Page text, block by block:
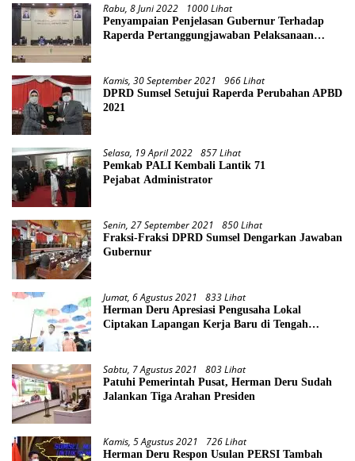
Rabu, 8 Juni 2022 1000 Lihat
Penyampaian Penjelasan Gubernur Terhadap
Raperda Pertanggungjawaban Pelaksanaan
Kamis, 30 September 2021 966 Lihat
DPRD Sumsel Setujui Raperda Perubahan APBD
2021
Selasa, 19 April 2022 857 Lihat
Pemkab PALI Kembali Lantik 71
Pejabat Administrator
Senin, 27 September 2021 850 Lihat
Fraksi-Fraksi DPRD Sumsel Dengarkan Jawaban
Gubernur
Jumat, 6 Agustus 2021 833 Lihat
Herman Deru Apresiasi Pengusaha Lokal
Ciptakan Lapangan Kerja Baru di Tengah
Sabtu, 7 Agustus 2021 803 Lihat
Patuhi Pemerintah Pusat, Herman Deru Sudah
Jalankan Tiga Arahan Presiden
Kamis, 5 Agustus 2021 726 Lihat
Herman Deru Respon Usulan PERSI Tambah